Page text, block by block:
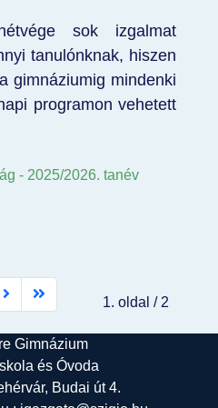
sok izgalmat
tanulónknak, hiszen
gimnáziumig mindenki
programon vehetett
- 2025/2026. tanév
1. oldal / 2
Gimnázium
és Óvoda
Budai út 4.